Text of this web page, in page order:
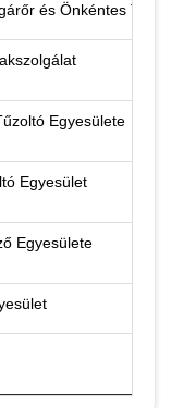
és Önkéntes
Egyesülete
Egyesület
Egyesülete